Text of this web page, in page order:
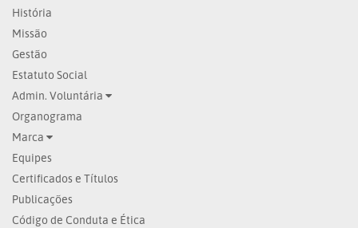
História
Missão
Gestão
Estatuto Social
Admin. Voluntária
Organograma
Marca
Equipes
Certificados e Títulos
Publicações
Código de Conduta e Ética